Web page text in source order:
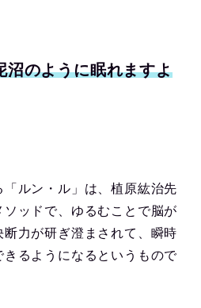
沼のように眠れますよ
ルン・ル」は、植原紘治先
ッドで、ゆるむことで脳が
力が研ぎ澄まされて、瞬時
るようになるというもので